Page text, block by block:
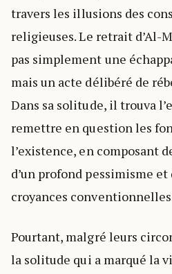
travers les illusions des
religieuses. Le retrait d’Al-
pas simplement une
mais un acte délibéré de
Dans sa solitude, il trouva
remettre en question les
l’existence, en composant
d’un profond pessimisme
croyances
Pourtant, malgré leurs
la solitude qui a marqué la